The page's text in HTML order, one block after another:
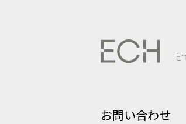
お問い合わせ